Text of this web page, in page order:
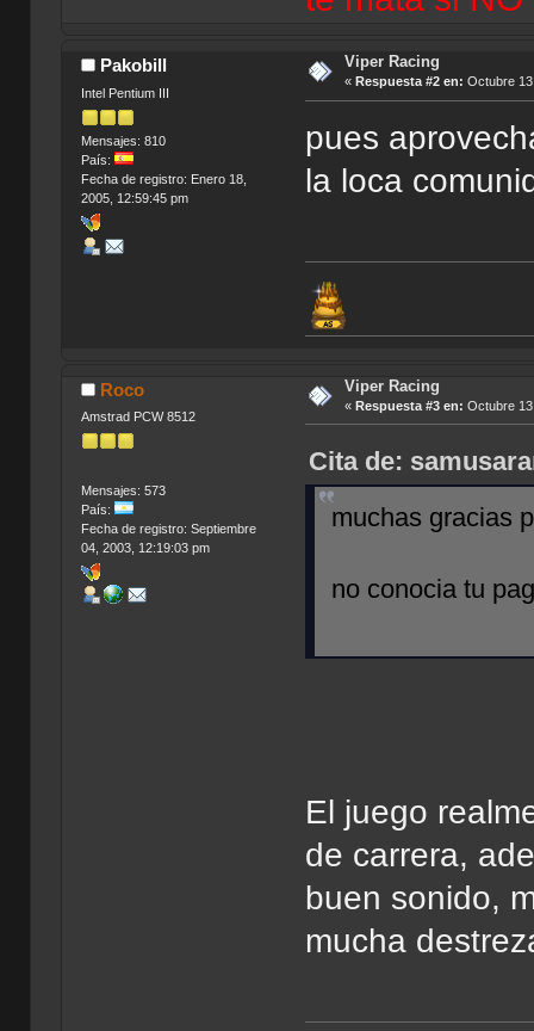
Pakobill
Intel Pentium III
Mensajes: 810
País:
Fecha de registro: Enero 18,
2005, 12:59:45 pm
Viper Racing
« Respuesta #2 en: Octubre
pues
la loca
Roco
Amstrad PCW 8512
Mensajes: 573
País:
Fecha de registro: Septiembre
04, 2003, 12:19:03 pm
Viper Racing
« Respuesta #3 en: Octubre
Cita de:
muchas gracias
no conocia tu
El juego
de carrera,
buen sonido,
mucha